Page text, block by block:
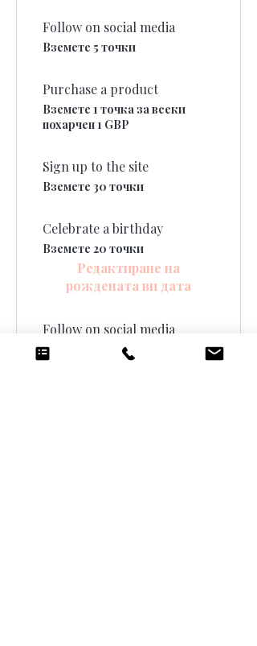
Follow on social media
Вземете 5 точки
Purchase a product
Вземете 1 точка за всеки
похарчен 1 GBP
Sign up to the site
Вземете 30 точки
Celebrate a birthday
Вземете 20 точки
Редактиране на
рождената ви дата
Follow on social media
Вземете 5 точки